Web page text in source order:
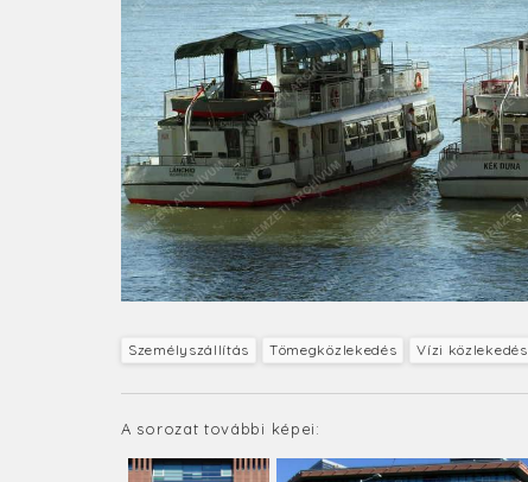
Személyszállítás Tömegközlekedés Vízi közlekedés
A sorozat további képei: